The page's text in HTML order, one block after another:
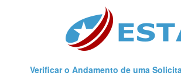
Verificar o Andamento de uma